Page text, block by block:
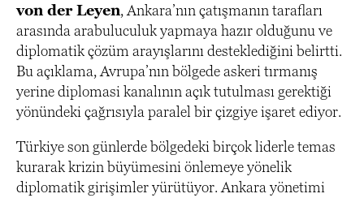
von der Leyen, Ankara’nın çatışmanın tarafları
arasında arabuluculuk yapmaya hazır olduğunu ve
diplomatik çözüm arayışlarını desteklediğini belirtti.
Bu açıklama, Avrupa’nın bölgede askeri tırmanış
yerine diplomasi kanalının açık tutulması gerektiği
yönündeki çağrısıyla paralel bir çizgiye işaret ediyor.
Türkiye son günlerde bölgedeki birçok liderle temas
kurarak krizin büyümesini önlemeye yönelik
diplomatik girişimler yürütüyor. Ankara yönetimi